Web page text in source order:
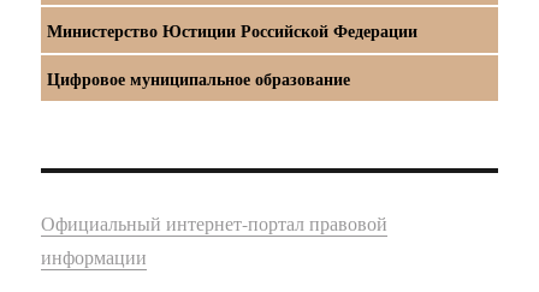
Министерство Юстиции Российской Федерации
Цифровое муниципальное образование
Официальный интернет-портал правовой
информации